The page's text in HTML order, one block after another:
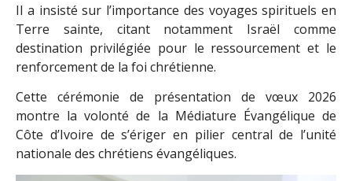
Il a insisté sur l’importance des voyages spirituels en
Terre sainte, citant notamment Israël comme
destination privilégiée pour le ressourcement et le
renforcement de la foi chrétienne.
Cette cérémonie de présentation de vœux 2026
montre la volonté de la Médiature Évangélique de
Côte d’Ivoire de s’ériger en pilier central de l’unité
nationale des chrétiens évangéliques.